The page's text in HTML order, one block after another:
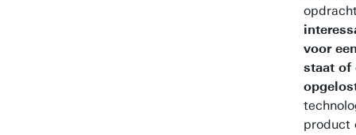
voor
staat of
product